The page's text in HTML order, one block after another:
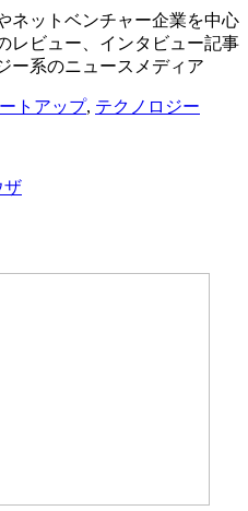
ネットベンチャー企業を中心
レビュー、インタビュー記事
ー系のニュースメディア
トアップ, テクノロジー
ザ